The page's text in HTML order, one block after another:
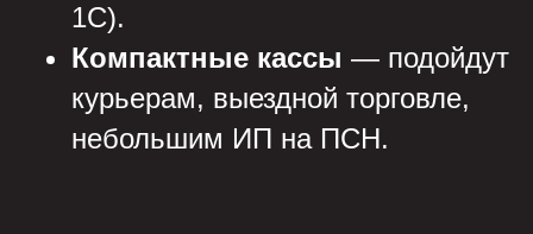
1С).
Компактные кассы — подойдут
курьерам, выездной торговле,
небольшим ИП на ПСН.